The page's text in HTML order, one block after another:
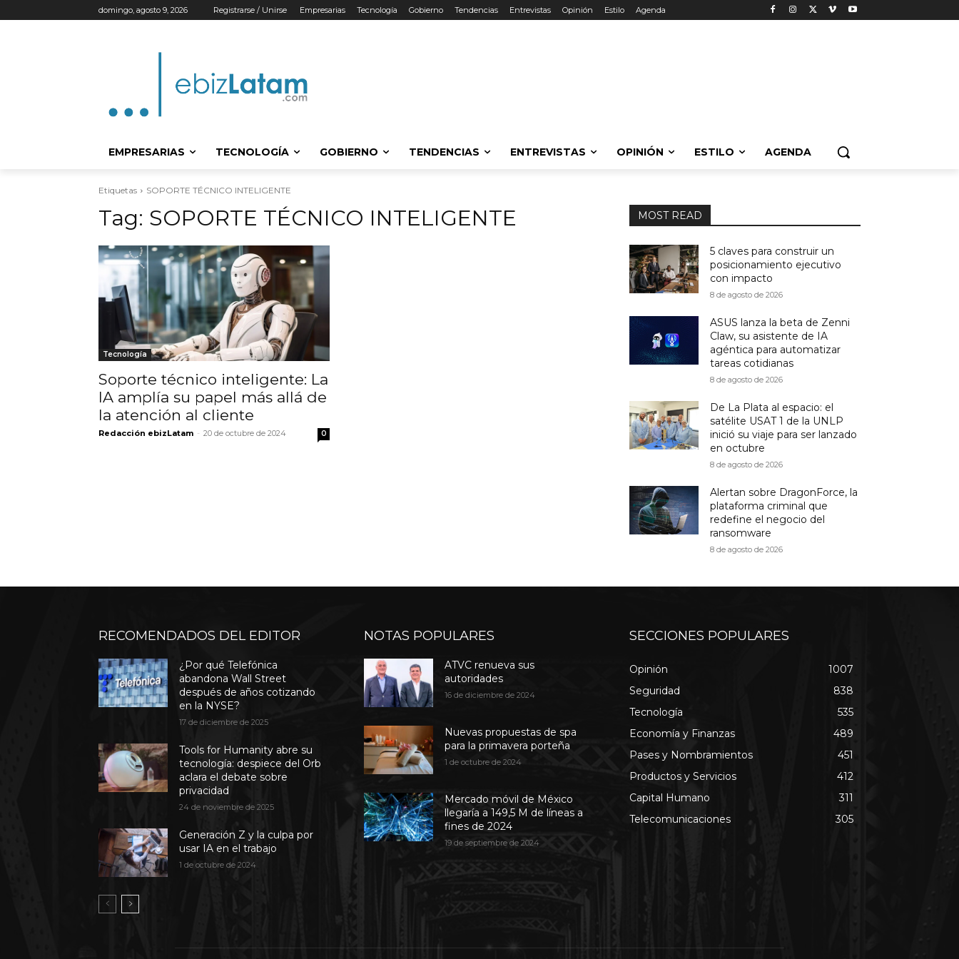
domingo, agosto 9, 2026 Registrarse / Unirse Empresarias Tecnología Gobierno Tendencias Entrevistas Opinión Estilo Agenda
EMPRESARIAS TECNOLOGÍA GOBIERNO TENDENCIAS ENTREVISTAS OPINIÓN ESTILO AGENDA
Etiquetas SOPORTE TÉCNICO INTELIGENTE
Tag: SOPORTE TÉCNICO INTELIGENTE
Tecnología
Soporte técnico inteligente: La
IA amplía su papel más allá de
la atención al cliente
Redacción ebizLatam - 20 de octubre de 2024 0
MOST READ
5 claves para construir un
posicionamiento ejecutivo
con impacto
8 de agosto de 2026
ASUS lanza la beta de Zenni
Claw, su asistente de IA
agéntica para automatizar
tareas cotidianas
8 de agosto de 2026
De La Plata al espacio: el
satélite USAT 1 de la UNLP
inició su viaje para ser lanzado
en octubre
8 de agosto de 2026
Alertan sobre DragonForce, la
plataforma criminal que
redefine el negocio del
ransomware
8 de agosto de 2026
RECOMENDADOS DEL EDITOR
¿Por qué Telefónica
abandona Wall Street
después de años cotizando
en la NYSE?
17 de diciembre de 2025
Tools for Humanity abre su
tecnología: despiece del Orb
aclara el debate sobre
privacidad
24 de noviembre de 2025
Generación Z y la culpa por
usar IA en el trabajo
1 de octubre de 2024
NOTAS POPULARES
ATVC renueva sus
autoridades
16 de diciembre de 2024
Nuevas propuestas de spa
para la primavera porteña
1 de octubre de 2024
Mercado móvil de México
llegaría a 149,5 M de líneas a
fines de 2024
19 de septiembre de 2024
SECCIONES POPULARES
Opinión
1007
Seguridad
838
Tecnología
535
Economía y Finanzas
489
Pases y Nombramientos
451
Productos y Servicios
412
Capital Humano
311
Telecomunicaciones
305